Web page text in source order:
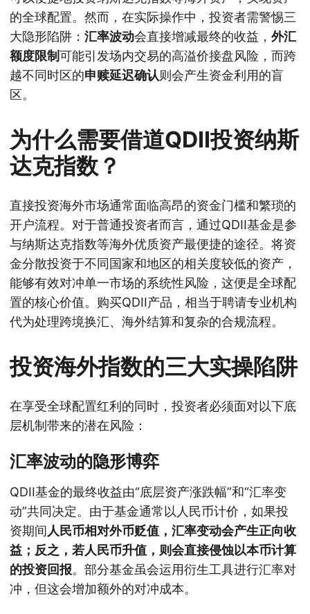
的全球配置。然而，在实际操作中，投资者需警惕三
大隐形陷阱： 汇率波动会直接增减最终的收益， 外汇
额度限制可能引发场内交易的高溢价接盘风险，而跨
越不同时区的申赎延迟确认则会产生资金利用的盲
区。
为什么需要借道QDII投资纳斯
达克指数？
直接投资海外市场通常面临高昂的资金门槛和繁琐的
开户流程。对于普通投资者而言，通过QDII基金是参
与纳斯达克指数等海外优质资产最便捷的途径。将资
金分散投资于不同国家和地区的相关度较低的资产，
能够有效对冲单一市场的系统性风险，这便是全球配
置的核心价值。购买QDII产品，相当于聘请专业机构
代为处理跨境换汇、海外结算和复杂的合规流程。
投资海外指数的三大实操陷阱
在享受全球配置红利的同时，投资者必须面对以下底
层机制带来的潜在风险：
汇率波动的隐形博弈
QDII基金的最终收益由“底层资产涨跌幅”和“汇率变
动”共同决定。由于基金通常以人民币计价，如果投
资期间人民币相对外币贬值，汇率变动会产生正向收
益；反之，若人民币升值，则会直接侵蚀以本币计算
的投资回报。部分基金虽会运用衍生工具进行汇率对
冲，但这会增加额外的对冲成本。